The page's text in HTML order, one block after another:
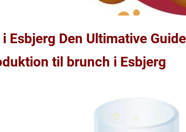
Esbjerg Den Ultimative
til brunch i Esbjerg